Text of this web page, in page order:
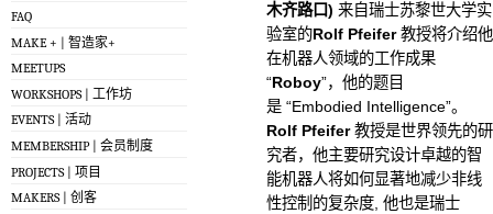
FAQ
MAKE + | 智造家+
MEETUPS
WORKSHOPS | 工作坊
EVENTS | 活动
MEMBERSHIP | 会员制度
PROJECTS | 项目
MAKERS | 创客
木齐路口) 来自瑞士苏黎世大学实
验室的Rolf Pfeifer教授将介绍他
在机器人领域的工作成果
“Roboy”，他的题目
是 “Embodied Intelligence”。
Rolf Pfeifer教授是世界领先的研
究者，他主要研究设计卓越的智
能机器人将如何显著地减少非线
性控制的复杂度, 他也是瑞士